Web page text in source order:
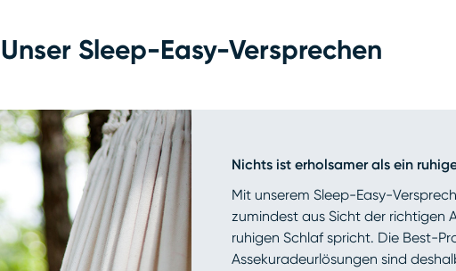
Unser Sleep-Easy-Versprechen
Nichts ist erholsamer als ein
Mit unserem Sleep-Easy-
zumindest aus Sicht der richtigen
ruhigen Schlaf spricht. Die Best-
Assekuradeur­lösungen sind